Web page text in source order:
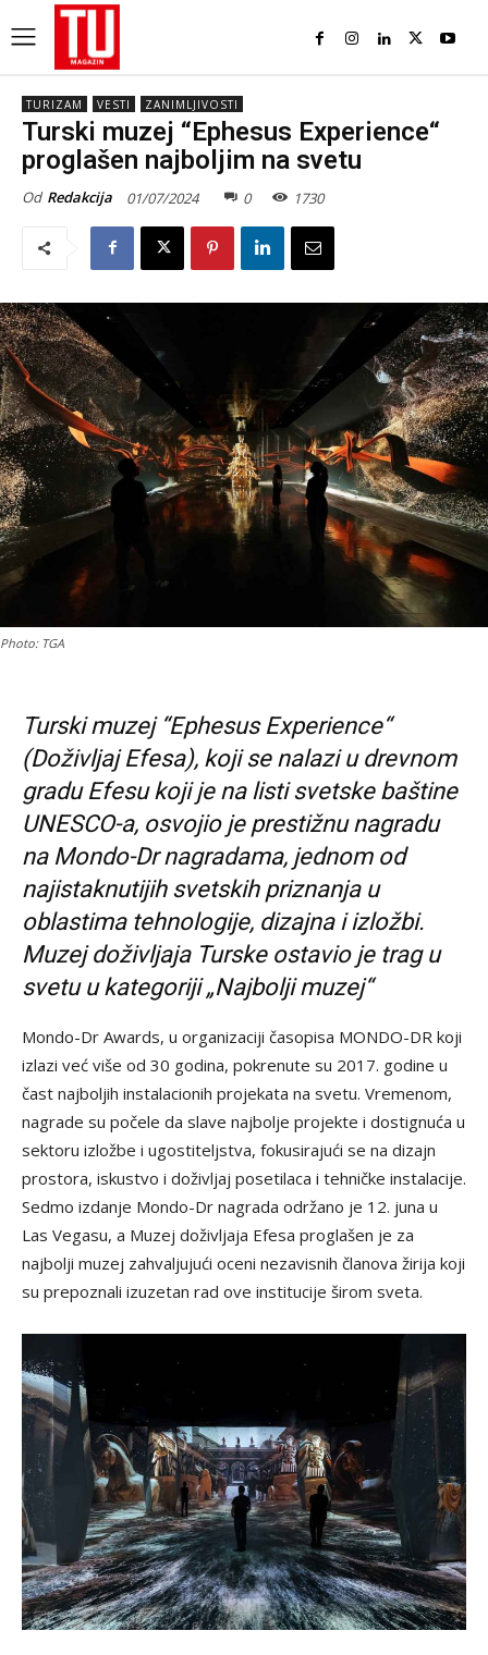
TURIZAM VESTI ZANIMLJIVOSTI
Turski muzej “Ephesus Experience“
proglašen najboljim na svetu
Od Redakcija 01/07/2024 0 1730
Photo: TGA
Turski muzej “Ephesus Experience“
(Doživljaj Efesa), koji se nalazi u drevnom
gradu Efesu koji je na listi svetske baštine
UNESCO-a, osvojio je prestižnu nagradu
na Mondo-Dr nagradama, jednom od
najistaknutijih svetskih priznanja u
oblastima tehnologije, dizajna i izložbi.
Muzej doživljaja Turske ostavio je trag u
svetu u kategoriji „Najbolji muzej“
Mondo-Dr Awards, u organizaciji časopisa MONDO-DR koji
izlazi već više od 30 godina, pokrenute su 2017. godine u
čast najboljih instalacionih projekata na svetu. Vremenom,
nagrade su počele da slave najbolje projekte i dostignuća u
sektoru izložbe i ugostiteljstva, fokusirajući se na dizajn
prostora, iskustvo i doživljaj posetilaca i tehničke instalacije.
Sedmo izdanje Mondo-Dr nagrada održano je 12. juna u
Las Vegasu, a Muzej doživljaja Efesa proglašen je za
najbolji muzej zahvaljujući oceni nezavisnih članova žirija koji
su prepoznali izuzetan rad ove institucije širom sveta.